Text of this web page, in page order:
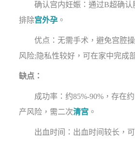
确认宫内妊娠：通过B超确认
排除宫外孕 。
优点：无需手术，避免宫腔操
风险;隐私性较好，可在家中完成
缺点：
成功率：约85%-90%，存在约
产风险，需二次清宫 。
出血时间：出血时间较长，可